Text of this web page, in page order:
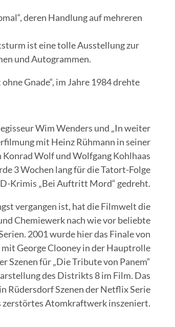
deren Handlung auf mehreren
ist eine tolle Ausstellung zur
und Autogrammen.
Gnade“, im Jahre 1984 drehte
Wim Wenders und „In weiter
mit Heinz Rühmann in seiner
Wolf und Wolfgang Kohlhaas
3 Wochen lang für die Tatort-Folge
Krimis „Bei Auftritt Mord“ gedreht.
vergangen ist, hat die Filmwelt die
Chemiewerk nach wie vor beliebte
2001 wurde hier das Finale von
mit George Clooney in der Hauptrolle
Szenen für „Die Tribute von Panem“
des Distrikts 8 im Film. Das
Rüdersdorf Szenen der Netflix Serie
zerstörtes Atomkraftwerk inszeniert.